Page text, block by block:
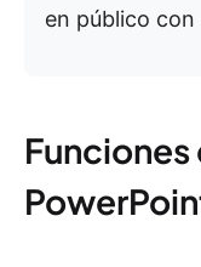
en público con